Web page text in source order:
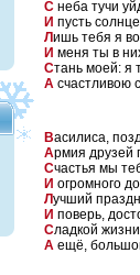
С неба тучи
И пусть
Лишь тебя я
И меня ты в
Стань моей: я
А счастливою
Василиса,
Армия друзей
Счастья мы
И огромного
Лучший
И поверь,
Сладкой
А ещё,